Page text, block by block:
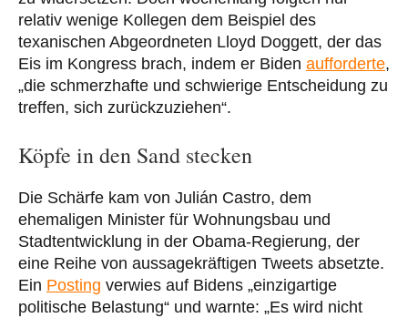
relativ wenige Kollegen dem Beispiel des
texanischen Abgeordneten Lloyd Doggett, der das
Eis im Kongress brach, indem er Biden aufforderte,
„die schmerzhafte und schwierige Entscheidung zu
treffen, sich zurückzuziehen“.
Köpfe in den Sand stecken
Die Schärfe kam von Julián Castro, dem
ehemaligen Minister für Wohnungsbau und
Stadtentwicklung in der Obama-Regierung, der
eine Reihe von aussagekräftigen Tweets absetzte.
Ein Posting verwies auf Bidens „einzigartige
politische Belastung“ und warnte: „Es wird nicht